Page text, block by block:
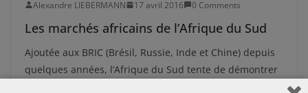
Alexandre LIEBERMANN 17 avril 2016 0 Comments
Les marchés africains de l’Afrique du Sud
Ajoutée aux BRIC (Brésil, Russie, Inde et Chine) depuis
quelques années, l’Afrique du Sud tente de démontrer